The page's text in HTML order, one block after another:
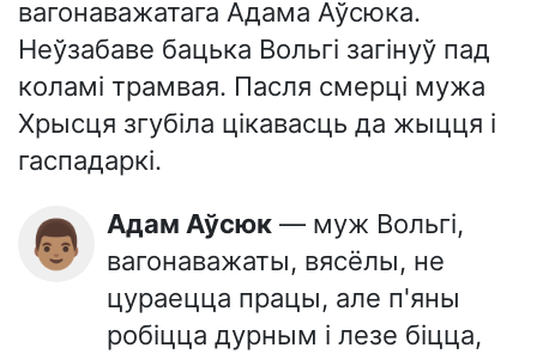
вагонаважатага Адама Аўсюка.
Неўзабаве бацька Вольгі загінуў пад
коламі трамвая. Пасля смерці мужа
Хрысця згубіла цікавасць да жыцця і
гаспадаркі.
👨🏽 Адам Аўсюк — муж Вольгі,
вагонаважаты, вясёлы, не
цураецца працы, але п'яны
робіцца дурным і лезе біцца,